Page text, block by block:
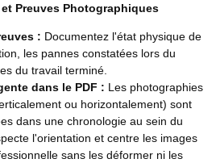
Preuves Photographiques
: Documentez l'état physique de
les pannes constatées lors du
du travail terminé.
dans le PDF : Les photographies
ou horizontalement) sont
dans une chronologie au sein du
l'orientation et centre les images
sans les déformer ni les